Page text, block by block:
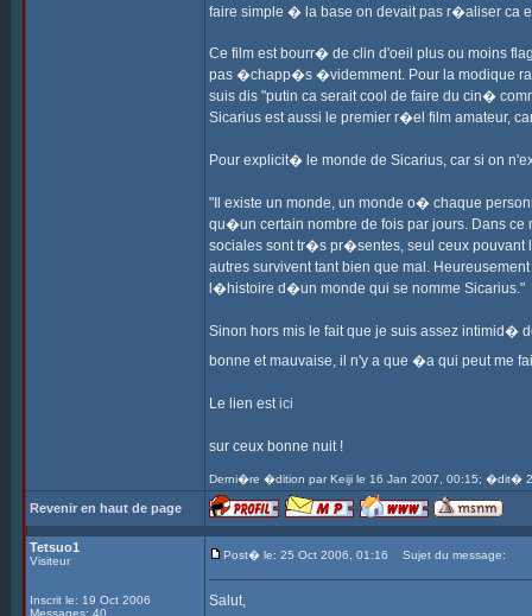
faire simple � la base on devait pas r�aliser ca
Ce film est bourr� de clin d'oeil plus ou moins
pas �chapp�s �videmment. Pour la modique
suis dis "putin ca serait cool de faire du cin�
Sicarius est aussi le premier r�el film amateur,
Pour explicit� le monde de Sicarius, car si on
"Il existe un monde, un monde o� chaque
qu�un certain nombre de fois par jours. Dans
sociales sont tr�s pr�sentes, seul ceux
autres survivent tant bien que mal.
l�histoire d�un monde qui se nomme Sicarius."
Sinon hors mis le fait que je suis assez intimid�
bonne et mauvaise, il n'y a que �a qui peut me
Le lien estici
sur ceux bonne nuit !
Derni�re �dition par Keiji le 16 Jan 2007, 00:15; �dit�
Revenir en haut de page
Tetsuo1
Visiteur
Inscrit le: 19 Oct 2006
Messages: 40
Post� le: 25 Oct 2006, 01:16 Sujet du message:
Salut,